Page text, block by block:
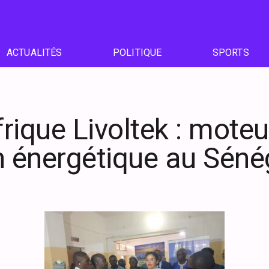
ACTUALITÉS POLITIQUE SPORTS
Livoltek :
énergétique au